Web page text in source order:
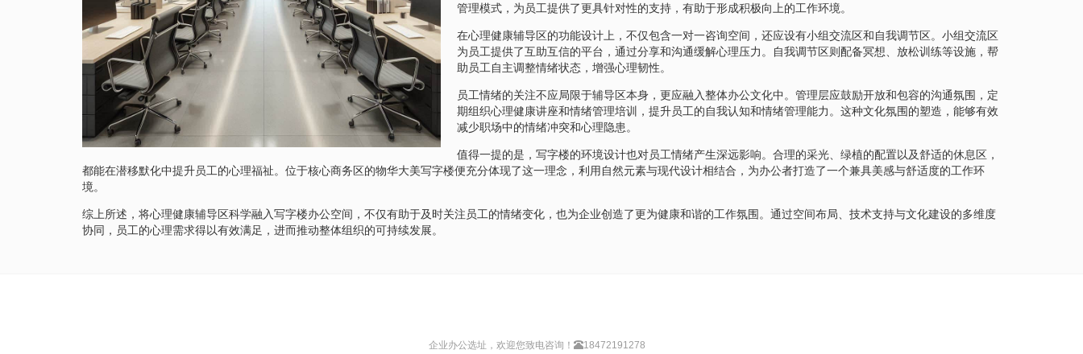
管理模式，为员工提供了更具针对性的支持，有助于形成积极向上的工作环境。
在心理健康辅导区的功能设计上，不仅包含一对一咨询空间，还应设有小组交流区和自我调节区。小组交流区
为员工提供了互助互信的平台，通过分享和沟通缓解心理压力。自我调节区则配备冥想、放松训练等设施，帮
助员工自主调整情绪状态，增强心理韧性。
员工情绪的关注不应局限于辅导区本身，更应融入整体办公文化中。管理层应鼓励开放和包容的沟通氛围，定
期组织心理健康讲座和情绪管理培训，提升员工的自我认知和情绪管理能力。这种文化氛围的塑造，能够有效
减少职场中的情绪冲突和心理隐患。
值得一提的是，写字楼的环境设计也对员工情绪产生深远影响。合理的采光、绿植的配置以及舒适的休息区，
都能在潜移默化中提升员工的心理福祉。位于核心商务区的物华大美写字楼便充分体现了这一理念，利用自然元素与现代设计相结合，为办公者打造了一个兼具美感与舒适度的工作环
境。
综上所述，将心理健康辅导区科学融入写字楼办公空间，不仅有助于及时关注员工的情绪变化，也为企业创造了更为健康和谐的工作氛围。通过空间布局、技术支持与文化建设的多维度
协同，员工的心理需求得以有效满足，进而推动整体组织的可持续发展。
企业办公选址，欢迎您致电咨询！ 18472191278